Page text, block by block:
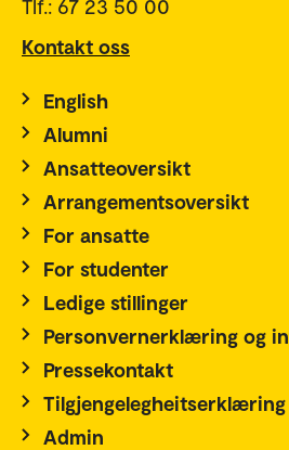
Tlf.: 67 23 50 00
Kontakt oss
English
Alumni
Ansatteoversikt
Arrangementsoversikt
For ansatte
For studenter
Ledige stillinger
Personvernerklæring og
Pressekontakt
Tilgjengelegheitserklæring
Admin